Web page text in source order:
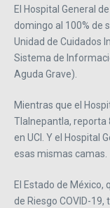
El Hospital General
domingo al 100% de
Unidad de Cuidados
Sistema de
Aguda Grave).
Mientras que el
Tlalnepantla, reporta
en UCI. Y el Hospital
esas mismas camas.
El Estado de
de Riesgo COVID-